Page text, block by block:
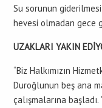
Su sorunun
hevesi olmadan gece
UZAKLARI YAKIN
“Biz Halkımızın
Duroğlunun beş ana
çalışmalarına